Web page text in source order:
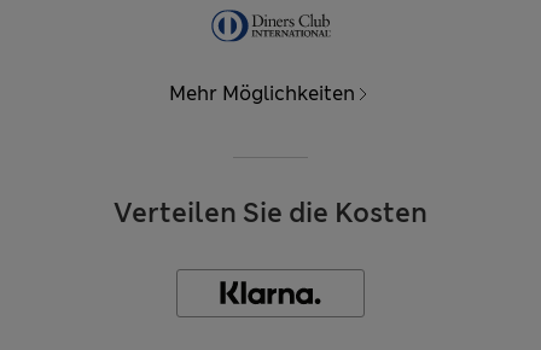
Mehr Möglichkeiten
Verteilen Sie die Kosten